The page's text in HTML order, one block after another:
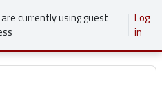
are currently using guest
Log
in